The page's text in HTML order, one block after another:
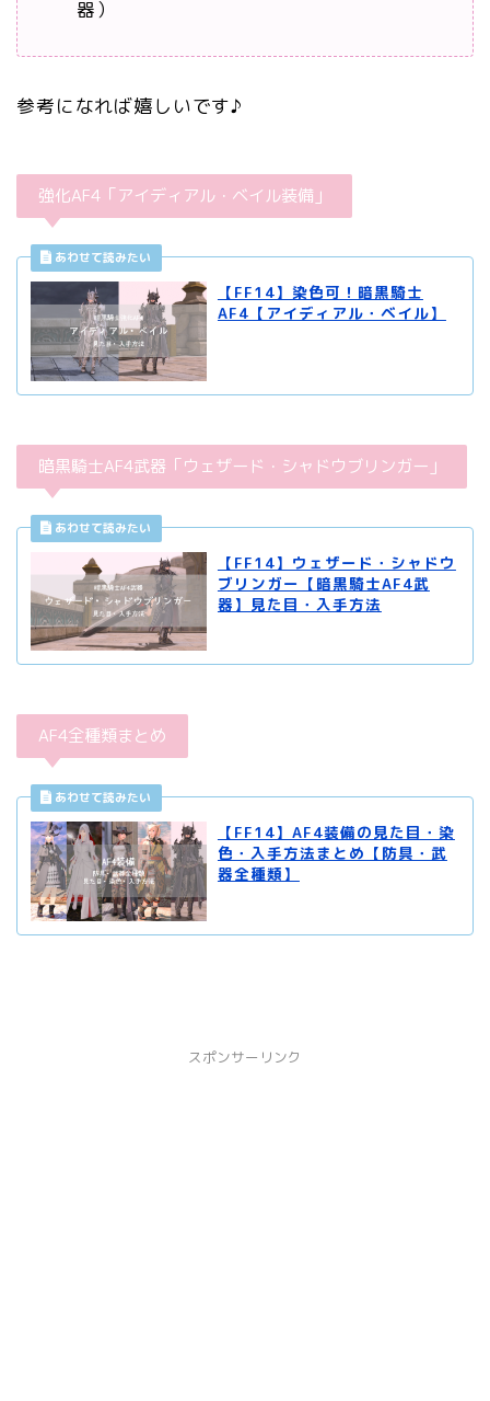
器）
参考になれば嬉しいです♪
強化AF4「アイディアル・ベイル装備」
【FF14】染色可！暗黒騎士
AF4【アイディアル・ベイル】
暗黒騎士AF4武器「ウェザード・シャドウブリンガー」
【FF14】ウェザード・シャドウ
ブリンガー【暗黒騎士AF4武
器】見た目・入手方法
AF4全種類まとめ
【FF14】AF4装備の見た目・染
色・入手方法まとめ【防具・武
器全種類】
スポンサーリンク